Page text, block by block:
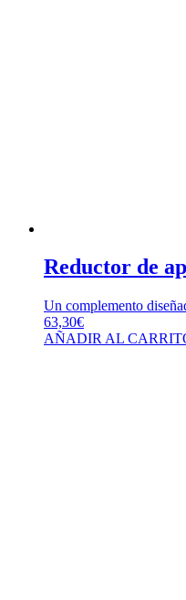
Reductor de
Un complemento
63,30€
AÑADIR AL